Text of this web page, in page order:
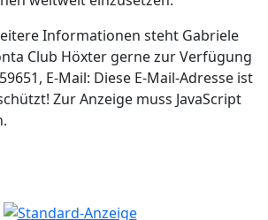
Informationen steht Gabriele
Club Höxter gerne zur Verfügung
E-Mail: Diese E-Mail-Adresse ist
Zur Anzeige muss JavaScript